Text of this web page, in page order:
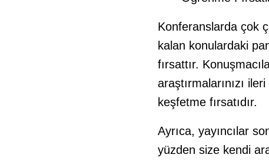
Konferanslarda çok
kalan konulardaki
fırsattır.
araştırmalarınızı
keşfetme fırsatıdır.
Ayrıca, yayıncılar
yüzden size kendi